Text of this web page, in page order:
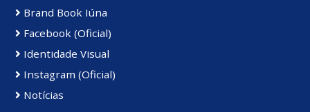
Brand Book Iúna
Facebook (Oficial)
Identidade Visual
Instagram (Oficial)
Notícias